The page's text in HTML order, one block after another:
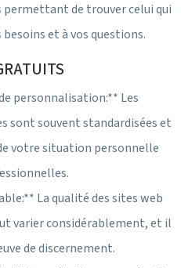
permettant de trouver celui qui
et à vos questions.
personnalisation:** Les
sont souvent standardisées et
votre situation personnelle
La qualité des sites web
varier considérablement, et il
de discernement.